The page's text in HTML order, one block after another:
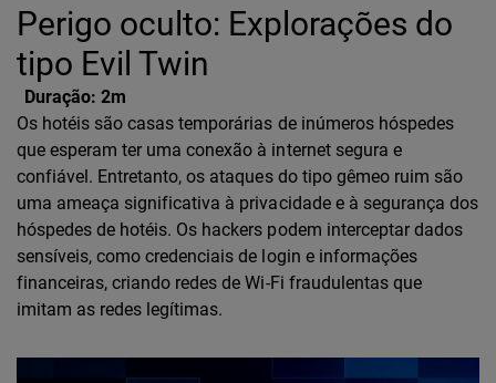
Perigo oculto: Explorações do
tipo Evil Twin
Duração: 2m
Os hotéis são casas temporárias de inúmeros hóspedes
que esperam ter uma conexão à internet segura e
confiável. Entretanto, os ataques do tipo gêmeo ruim são
uma ameaça significativa à privacidade e à segurança dos
hóspedes de hotéis. Os hackers podem interceptar dados
sensíveis, como credenciais de login e informações
financeiras, criando redes de Wi-Fi fraudulentas que
imitam as redes legítimas.